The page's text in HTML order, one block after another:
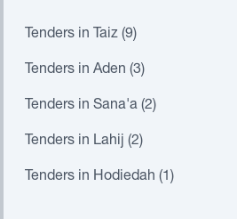
Tenders in Taiz (9)
Tenders in Aden (3)
Tenders in Sana'a (2)
Tenders in Lahij (2)
Tenders in Hodiedah (1)